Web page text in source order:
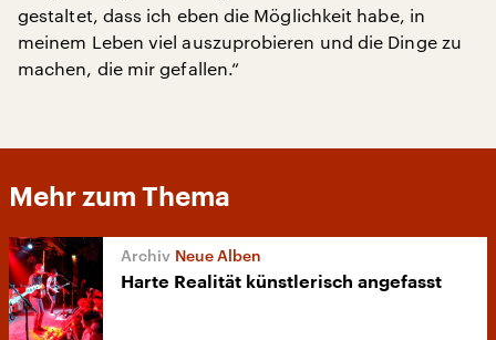
gestaltet, dass ich eben die Möglichkeit habe, in
meinem Leben viel auszuprobieren und die Dinge zu
machen, die mir gefallen.“
Mehr zum Thema
Neue Alben
Harte Realität künstlerisch angefasst